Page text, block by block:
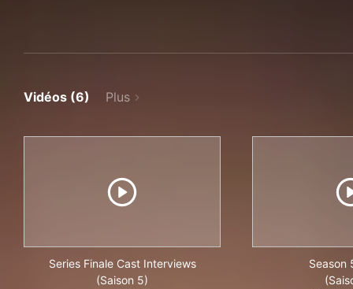
Vidéos (6) Plus
Series Finale Cast Interviews
(Saison 5)
Season